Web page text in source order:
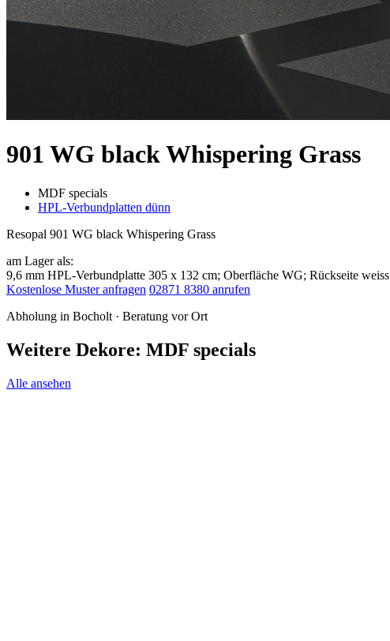
901 WG black Whispering Grass
MDF specials
HPL-Verbundplatten dünn
Resopal 901 WG black Whispering Grass
am Lager als:
9,6 mm HPL-Verbundplatte 305 x 132 cm; Oberfläche WG; Rückseite weiss
Kostenlose Muster anfragen 02871 8380 anrufen
Abholung in Bocholt · Beratung vor Ort
Weitere Dekore: MDF specials
Alle ansehen